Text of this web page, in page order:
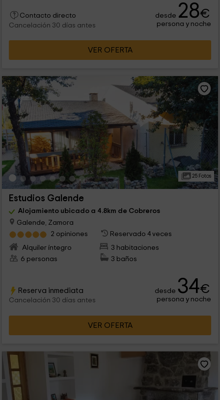
Contacto directo
Cancelación 30 días antes
desde 28€
persona y noche
VER OFERTA
25 Fotos
Estudios Galende
Alojamiento ubicado a 4.8km de Cobreros
Galende, Zamora
2 opiniones
Reservado 4 veces
Alquiler íntegro
3 habitaciones
6 personas
3 baños
Reserva inmediata
Cancelación 30 días antes
desde 34€
persona y noche
VER OFERTA